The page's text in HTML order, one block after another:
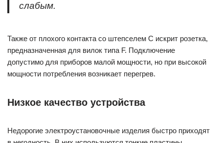
слабым.
Также от плохого контакта со штепселем C искрит розетка,
предназначенная для вилок типа F. Подключение
допустимо для приборов малой мощности, но при высокой
мощности потребления возникает перегрев.
Низкое качество устройства
Недорогие электроустановочные изделия быстро приходят